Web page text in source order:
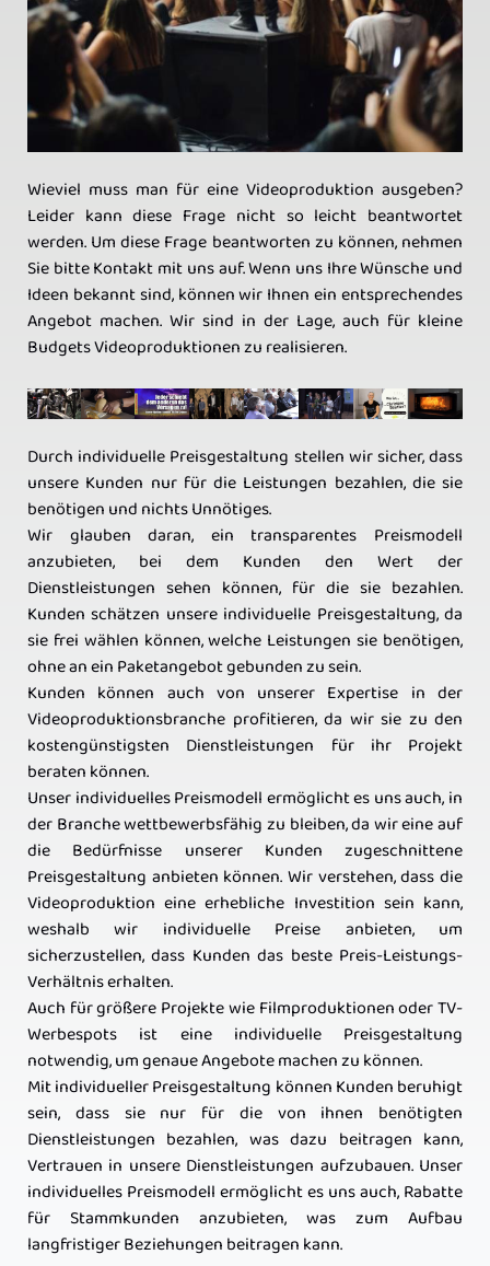
Wieviel muss man für eine Videoproduktion ausgeben?
Leider kann diese Frage nicht so leicht beantwortet
werden. Um diese Frage beantworten zu können, nehmen
Sie bitte Kontakt mit uns auf. Wenn uns Ihre Wünsche und
Ideen bekannt sind, können wir Ihnen ein entsprechendes
Angebot machen. Wir sind in der Lage, auch für kleine
Budgets Videoproduktionen zu realisieren.
Durch individuelle Preisgestaltung stellen wir sicher, dass
unsere Kunden nur für die Leistungen bezahlen, die sie
benötigen und nichts Unnötiges.
Wir glauben daran, ein transparentes Preismodell
anzubieten, bei dem Kunden den Wert der
Dienstleistungen sehen können, für die sie bezahlen.
Kunden schätzen unsere individuelle Preisgestaltung, da
sie frei wählen können, welche Leistungen sie benötigen,
ohne an ein Paketangebot gebunden zu sein.
Kunden können auch von unserer Expertise in der
Videoproduktionsbranche profitieren, da wir sie zu den
kostengünstigsten Dienstleistungen für ihr Projekt
beraten können.
Unser individuelles Preismodell ermöglicht es uns auch, in
der Branche wettbewerbsfähig zu bleiben, da wir eine auf
die Bedürfnisse unserer Kunden zugeschnittene
Preisgestaltung anbieten können. Wir verstehen, dass die
Videoproduktion eine erhebliche Investition sein kann,
weshalb wir individuelle Preise anbieten, um
sicherzustellen, dass Kunden das beste Preis-Leistungs-
Verhältnis erhalten.
Auch für größere Projekte wie Filmproduktionen oder TV-
Werbespots ist eine individuelle Preisgestaltung
notwendig, um genaue Angebote machen zu können.
Mit individueller Preisgestaltung können Kunden beruhigt
sein, dass sie nur für die von ihnen benötigten
Dienstleistungen bezahlen, was dazu beitragen kann,
Vertrauen in unsere Dienstleistungen aufzubauen. Unser
individuelles Preismodell ermöglicht es uns auch, Rabatte
für Stammkunden anzubieten, was zum Aufbau
langfristiger Beziehungen beitragen kann.